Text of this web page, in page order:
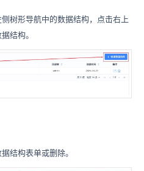
树形导航中的数据结构，点击右上
结构。
结构表单或删除。